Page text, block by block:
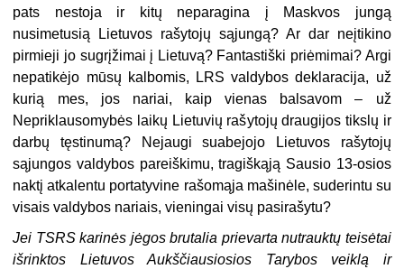
pats nestoja ir kitų neparagina į Maskvos jungą
nusimetusią Lietuvos rašytojų sąjungą? Ar dar neįtikino
pirmieji jo sugrįžimai į Lietuvą? Fantastiški priėmimai? Argi
nepatikėjo mūsų kalbomis, LRS valdybos deklaracija, už
kurią mes, jos nariai, kaip vienas balsavom – už
Nepriklausomybės laikų Lietuvių rašytojų draugijos tikslų ir
darbų tęstinumą? Nejaugi suabejojo Lietuvos rašytojų
sąjungos valdybos pareiškimu, tragiškąją Sausio 13-osios
naktį atkalentu portatyvine rašomąja mašinėle, suderintu su
visais valdybos nariais, vieningai visų pasirašytu?
Jei TSRS karinės jėgos brutalia prievarta nutrauktų teisėtai
išrinktos Lietuvos Aukščiausiosios Tarybos veiklą ir